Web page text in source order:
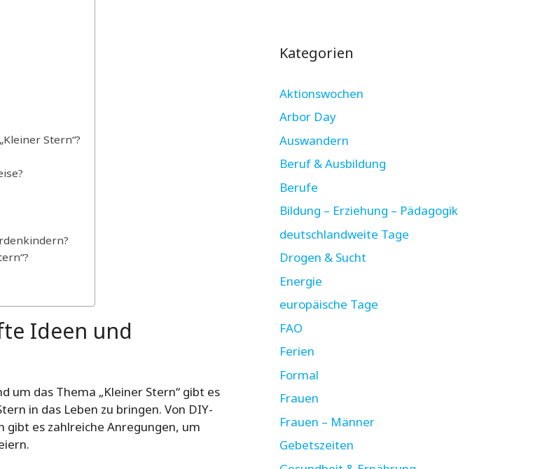
Stern“?
Ideen und
um das Thema „Kleiner Stern“ gibt es
in das Leben zu bringen. Von DIY-
gibt es zahlreiche Anregungen, um
Kategorien
Aktionswochen
Arbor Day
Auswandern
Beruf & Ausbildung
Berufe
Bildung – Erziehung – Pädagogik
deutschlandweite Tage
Drogen & Sucht
Energie
europäische Tage
FAO
Ferien
Formal
Frauen
Frauen – Männer
Gebetszeiten